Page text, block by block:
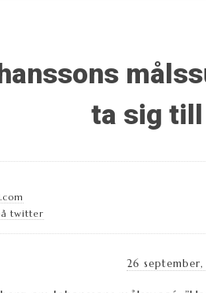
ta sig till
twitter
26